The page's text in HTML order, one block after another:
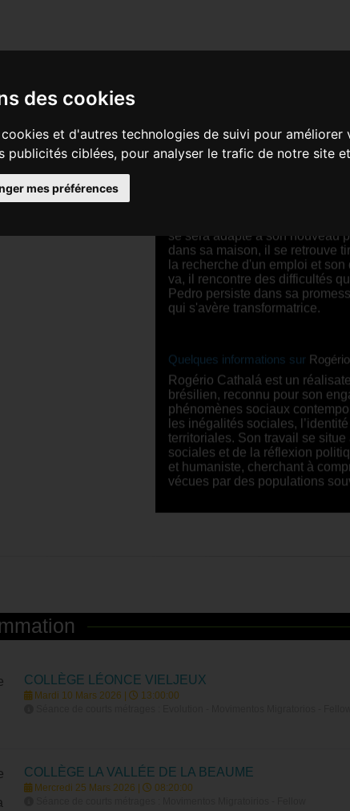
des cookies
et d'autres technologies de suivi pour
publicités ciblées, pour analyser le trafic de notre site
mes préférences
Rogério Cathalá |
dans sa maison, il se retrouve
la recherche d'un emploi et
va, il rencontre des difficultés
Pedro persiste dans sa
qui s'avère transformatrice.
Quelques informations sur
Rogério Cathalá est un
brésilien, reconnu pour son
phénomènes sociaux
les inégalités sociales,
territoriales. Son travail se
sociales et de la réflexion
et humaniste, cherchant à
vécues par des populations
COLLÈGE LÉONCE VIELJEUX
Mardi 10 Mars 2026 |
13:00:00
COLLÈGE LA VALLÉE DE LA BEAUME
Mercredi 25 Mars 2026 |
08:20:00